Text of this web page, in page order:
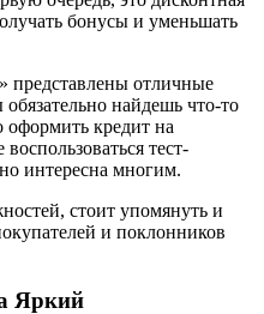
бонусы и уменьшать
представлены отличные
найдешь что-то
оформить кредит на
тест-
интересна многим.
стоит упомянуть и
и поклонников
Яркий